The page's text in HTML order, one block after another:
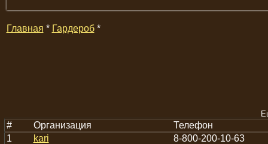
Главная * Гардероб*
# Организация
Телефон
1
kari
8-800-200-10-63